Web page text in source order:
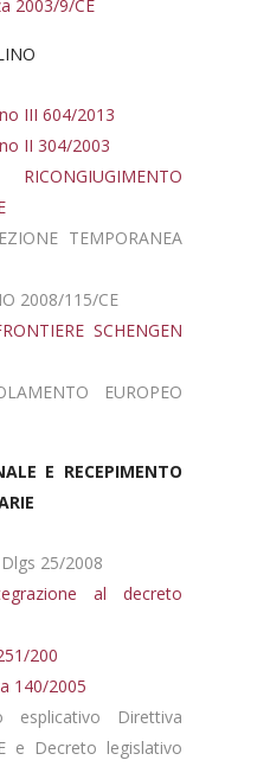
2003/9/CE
III 604/2013
II 304/2003
TEMPORANEA
2008/115/CE
SCHENGEN
EUROPEO
E RECEPIMENTO
25/2008
al decreto
200
140/2005
esplicativo Direttiva
e Decreto legislativo